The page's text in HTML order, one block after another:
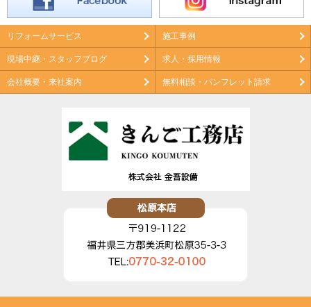
リフォームサービス 施工事例
現場中継・スタッフブログ 求人・採用情報
会社概要・来社案内 無料相談・パンフレット請求